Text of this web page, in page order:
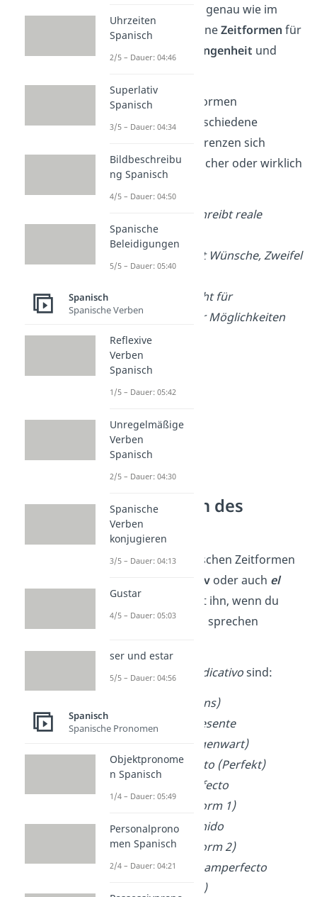
Im Spanischen gibt es genau wie im
Deutschen verschiedeneZeitformen für
Gegenwart Vergangenheit und
Innerhalb dieser Zeitformen
unterscheidest du verschiedene
Gruppen (Modi). Sie grenzen sich
voneinander ab, wie sicher oder wirklich
etwas ist:
Indicativo → beschreibt reale
Handlungen
Subjuntivo → zeigt Wünsche, Zweifel
Condicional → steht für
Bedingungen oder Möglichkeiten
Die Zeitformen des
Indikativos
Die wichtigsten spanischen Zeitformen
Indikativ oder auch el
Indicativo . Du benutzt ihn, wenn du
über reale Situationen sprechen
Die Zeitformen des
Indicativosind:
El Presente (Präsens)
El Gerundio de Presente
(Verlaufsform Gegenwart)
El Pretérito Perfecto (Perfekt)
El Pretérito Imperfecto
(Vergangenheitsform 1)
El Pretérito Indefinido
(Vergangenheitsform 2)
El Pretérito Pluscuamperfecto
(Plusquamperfekt)
Uhrzeiten
Spanisch
2/5 – Dauer: 04:46
Superlativ
Spanisch
3/5 – Dauer: 04:34
Bildbeschreibu
ng Spanisch
4/5 – Dauer: 04:50
Spanische
Beleidigungen
5/5 – Dauer: 05:40
Spanisch
Spanische Verben
Reflexive
Verben
Spanisch
1/5 – Dauer: 05:42
Unregelmäßige
Verben
Spanisch
2/5 – Dauer: 04:30
Spanische
Verben
konjugieren
3/5 – Dauer: 04:13
Gustar
4/5 – Dauer: 05:03
ser und estar
5/5 – Dauer: 04:56
Spanisch
Spanische Pronomen
Objektpronome
n Spanisch
1/4 – Dauer: 05:49
Personalprono
men Spanisch
2/4 – Dauer: 04:21